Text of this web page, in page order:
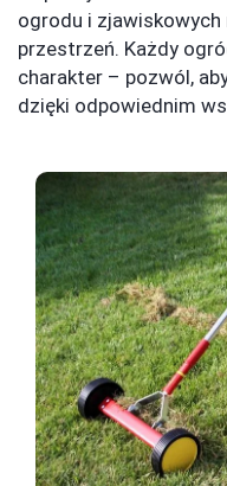
ogrodu i
przestrzeń. Każdy
charakter – pozwól,
dzięki odpowiednim